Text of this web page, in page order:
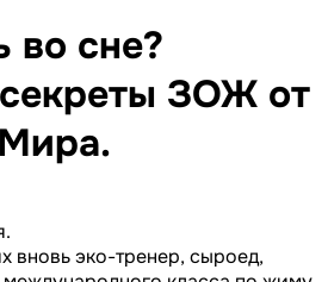
во сне?
ЗОЖ от
вновь эко-тренер, сыроед,